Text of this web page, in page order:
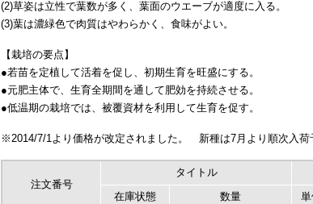
(2)草姿は立性で葉数が多く、葉面のウエーブが適度に入る。
(3)葉は濃緑色で肉質はやわらかく、食味がよい。
【栽培の要点】
●若苗を定植して活着を促し、初期生育を旺盛にする。
●元肥主体で、生育全期間を通して肥効を持続させる。
●低温期の栽培では、被覆資材を利用して生育を促す。
※2014/7/1より価格が改定されました。 新種は7月より順次入荷
注文番号
タイトル
在庫状態
数量